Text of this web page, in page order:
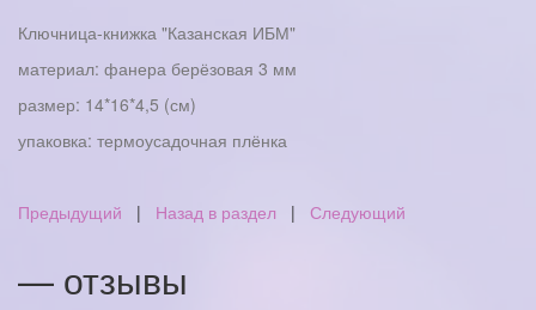
Ключница-книжка "Казанская ИБМ"
материал: фанера берёзовая 3 мм
размер: 14*16*4,5 (см)
упаковка: термоусадочная плёнка
Предыдущий | Назад в раздел | Следующий
— отзывы